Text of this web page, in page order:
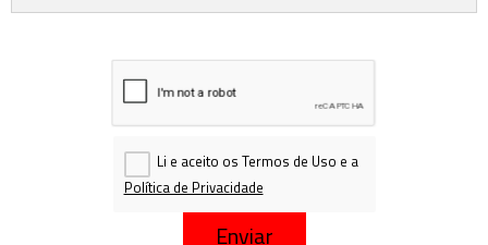
Li e aceito os Termos de Uso e a
Política de Privacidade
Enviar